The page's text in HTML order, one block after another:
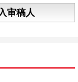
审稿人